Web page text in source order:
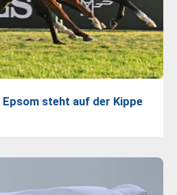
steht auf der Kippe